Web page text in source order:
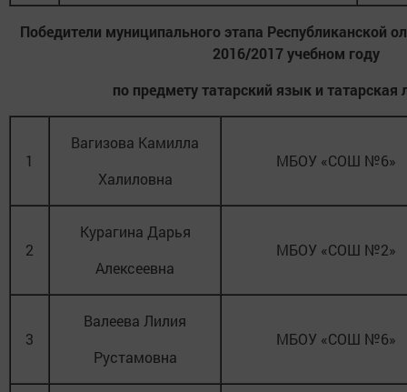
Победители муниципального этапа Республиканской
2016/2017 учебном году
по предмету татарский язык и татарская
1
Вагизова Камилла
Халиловна
МБОУ «СОШ №6»
2
Курагина Дарья
Алексеевна
МБОУ «СОШ №2»
3
Валеева Лилия
Рустамовна
МБОУ «СОШ №6»